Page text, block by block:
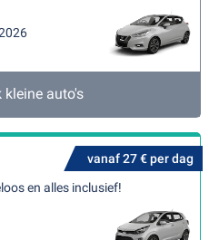
kleine auto's
vanaf 27 € per dag
en alles inclusief!